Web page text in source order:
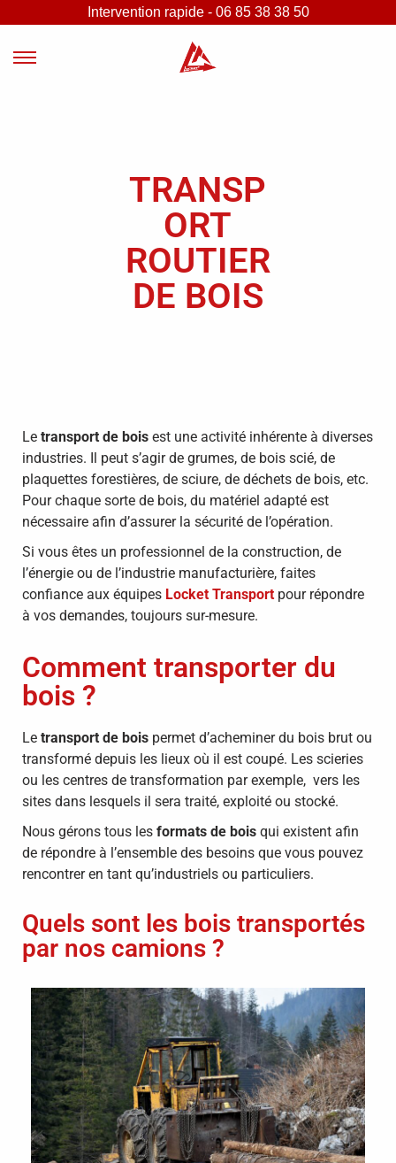
Intervention rapide - 06 85 38 38 50
TRANSP
ORT
ROUTIER
DE BOIS
Le transport de bois est une activité inhérente à diverses
industries. Il peut s’agir de grumes, de bois scié, de
plaquettes forestières, de sciure, de déchets de bois, etc.
Pour chaque sorte de bois, du matériel adapté est
nécessaire afin d’assurer la sécurité de l’opération.
Si vous êtes un professionnel de la construction, de
l’énergie ou de l’industrie manufacturière, faites
confiance aux équipes Locket Transport pour répondre
à vos demandes, toujours sur-mesure.
Comment transporter du
bois ?
Le transport de bois permet d’acheminer du bois brut ou
transformé depuis les lieux où il est coupé. Les scieries
ou les centres de transformation par exemple, vers les
sites dans lesquels il sera traité, exploité ou stocké.
Nous gérons tous les formats de bois qui existent afin
de répondre à l’ensemble des besoins que vous pouvez
rencontrer en tant qu’industriels ou particuliers.
Quels sont les bois transportés
par nos camions ?